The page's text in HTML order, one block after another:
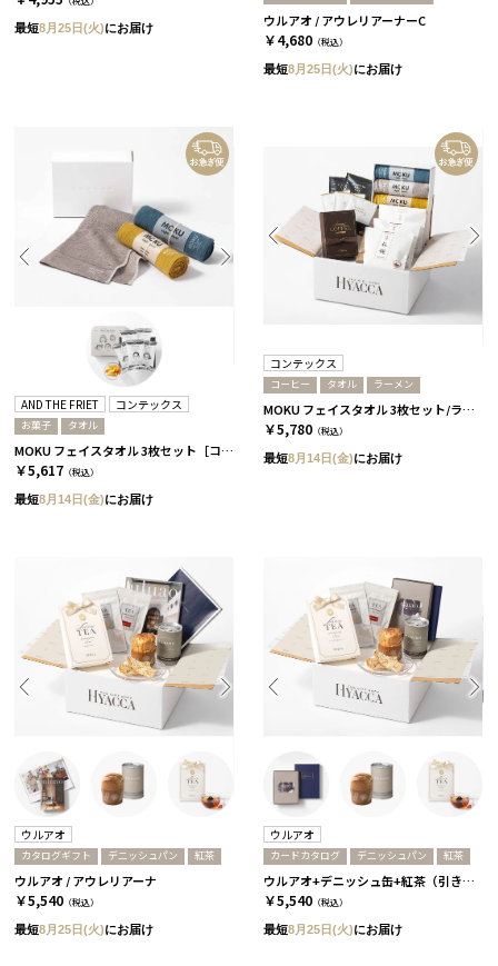
最短8月25日(火)にお届け ウルアオ / アウレリアーナーC
￥4,680 （税込）
最短8月25日(火)にお届け
AND THE FRIET コンテックス
お菓子 タオル
MOKU フェイスタオル 3枚セット［コンテックス］+ドライフリット ギフトボックスミニ5個［アンドザフリット］/ ライト
￥5,617 （税込）
最短8月14日(金)にお届け
コンテックス
コーヒー タオル ラーメン
MOKU フェイスタオル 3枚セット/ライト［コンテックス］+ラーメン+コーヒー
￥5,780 （税込）
最短8月14日(金)にお届け
ウルアオ
カタログギフト デニッシュパン 紅茶
ウルアオ / アウレリアーナ
￥5,540 （税込）
最短8月25日(火)にお届け
ウルアオ
カードカタログ デニッシュパン 紅茶
ウルアオ+デニッシュ缶+紅茶（引き出物宅配セット） / アウレリアーナーC
￥5,540 （税込）
最短8月25日(火)にお届け